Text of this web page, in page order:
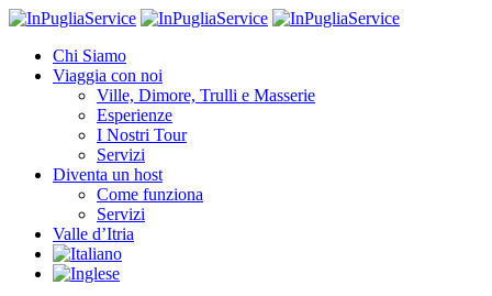
Chi Siamo
Viaggia con noi
Ville, Dimore, Trulli e Masserie
Esperienze
I Nostri Tour
Servizi
Diventa un host
Come funziona
Servizi
Valle d’Itria